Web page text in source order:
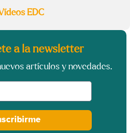
a la newsletter
artículos y novedades.
EDC